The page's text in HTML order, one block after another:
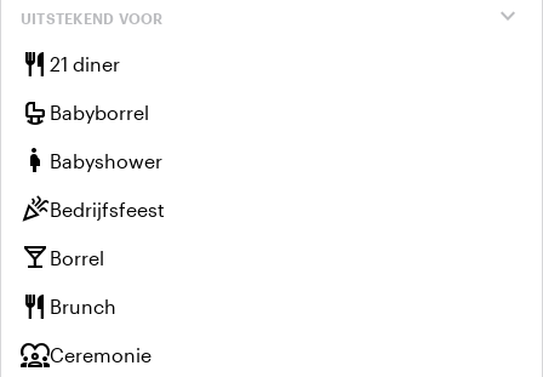
expand_more
UITSTEKEND VOOR
restaurant 21 diner
crib Babyborrel
pregnant_woman Babyshower
celebrationBedrijfsfeest
local_bar Borrel
restaurant Brunch
diversity_1Ceremonie